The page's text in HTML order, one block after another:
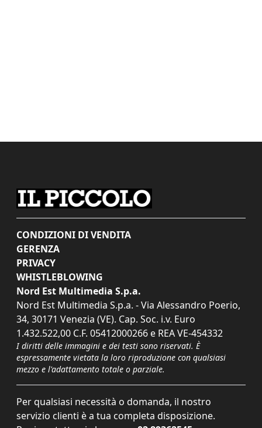
CONDIZIONI DI VENDITA
GERENZA
PRIVACY
WHISTLEBLOWING
Nord Est Multimedia S.p.a.
Nord Est Multimedia S.p.a. - Via Alessandro Poerio,
34, 30171 Venezia (VE). Cap. Soc. i.v. Euro
1.432.522,00 C.F. 05412000266 e REA VE-454332
I diritti delle immagini e dei testi sono riservati. È
espressamente vietata la loro riproduzione con qualsiasi
mezzo e l'adattamento totale o parziale.
Per qualsiasi necessità o domanda, il nostro
servizio clienti è a tua completa disposizione.